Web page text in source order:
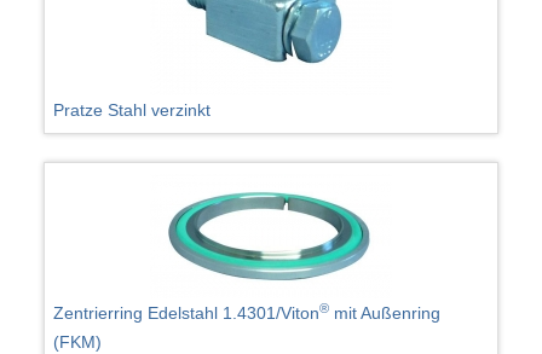
Pratze Stahl verzinkt
Zentrierring Edelstahl 1.4301/Viton® mit Außenring
(FKM)